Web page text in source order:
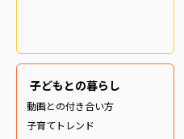
子どもとの暮らし
動画との付き合い方
子育てトレンド